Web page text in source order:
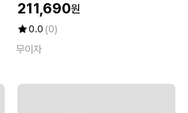
(SH)
211,690원
0.0 (0)
무이자